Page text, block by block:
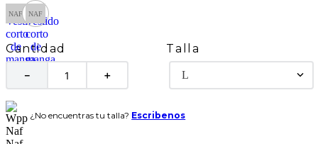
Cantidad
＋
－
Talla
L
¿No encuentras tu talla? Escribenos